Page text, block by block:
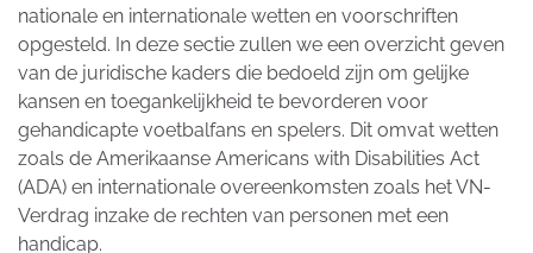
nationale en internationale wetten en voorschriften
opgesteld. In deze sectie zullen we een overzicht geven
van de juridische kaders die bedoeld zijn om gelijke
kansen en toegankelijkheid te bevorderen voor
gehandicapte voetbalfans en spelers. Dit omvat wetten
zoals de Amerikaanse Americans with Disabilities Act
(ADA) en internationale overeenkomsten zoals het VN-
Verdrag inzake de rechten van personen met een
handicap.